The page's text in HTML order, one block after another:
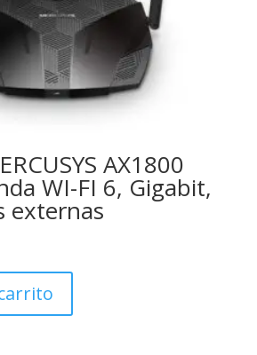
AX1800
WI-FI 6, Gigabit,
externas